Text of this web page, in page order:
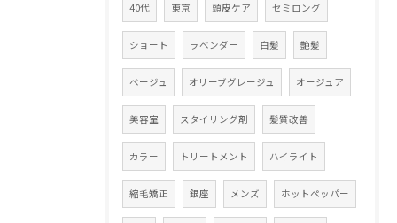
40代 東京 頭皮ケア セミロング
ショート ラベンダー 白髪 艶髪
ベージュ オリーブグレージュ オージュア
美容室 スタイリング剤 髪質改善
カラー トリートメント ハイライト
縮毛矯正 銀座 メンズ ホットペッパー